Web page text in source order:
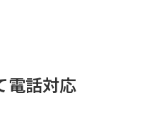
電話対応